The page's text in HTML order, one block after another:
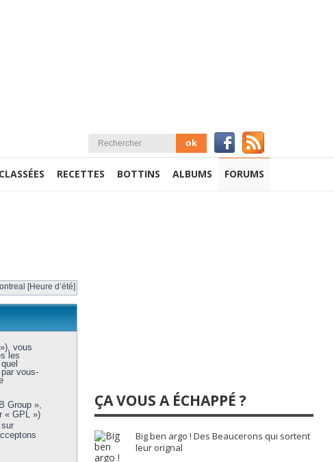
RECETTES BOTTINS ALBUMS FORUMS
[Heure d’été]
vous
les
vous-
Group »,
« GPL »)
ÇA VOUS A ÉCHAPPÉ ?
Big ben argo ! Des Beaucerons qui sortent
leur orignal